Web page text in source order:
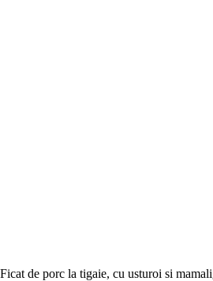
Ficat de porc la tigaie, cu usturoi si